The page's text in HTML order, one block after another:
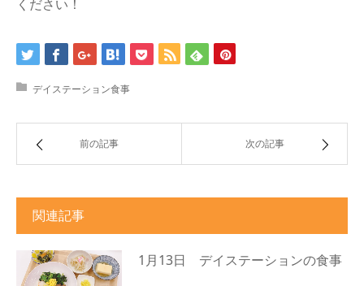
ください！
デイステーション食事
前の記事 次の記事
関連記事
1月13日 デイステーションの食事